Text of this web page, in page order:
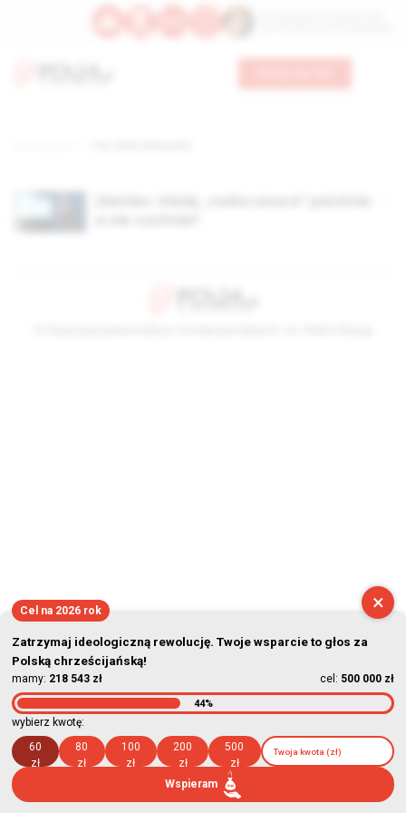
×
Cel na 2026 rok
Zatrzymaj ideologiczną rewolucję. Twoje wsparcie to głos za
Polską chrześcijańską!
mamy: 218 543 zł cel: 500 000 zł
44%
wybierz kwotę:
60
zł
80
zł
100
zł
200
zł
500
zł
Wspieram